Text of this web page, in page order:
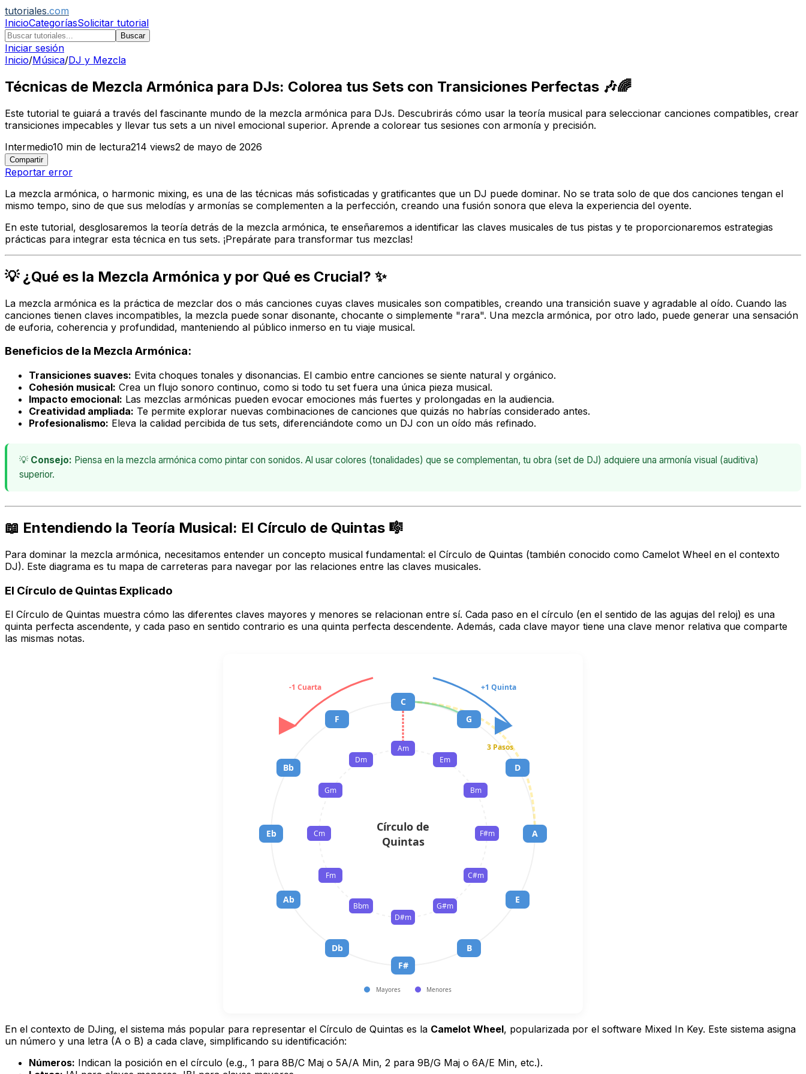
tutoriales.com
InicioCategoríasSolicitar tutorial
Buscar
Iniciar sesión
Inicio/Música/DJ y Mezcla
Técnicas de Mezcla Armónica para DJs: Colorea tus Sets con Transiciones Perfectas 🎶🌈
Este tutorial te guiará a través del fascinante mundo de la mezcla armónica para DJs. Descubrirás cómo usar la teoría musical para seleccionar canciones compatibles, crear
transiciones impecables y llevar tus sets a un nivel emocional superior. Aprende a colorear tus sesiones con armonía y precisión.
Intermedio10 min de lectura214 views2 de mayo de 2026
Compartir
Reportar error
La mezcla armónica, o harmonic mixing, es una de las técnicas más sofisticadas y gratificantes que un DJ puede dominar. No se trata solo de que dos canciones tengan el
mismo tempo, sino de que sus melodías y armonías se complementen a la perfección, creando una fusión sonora que eleva la experiencia del oyente.
En este tutorial, desglosaremos la teoría detrás de la mezcla armónica, te enseñaremos a identificar las claves musicales de tus pistas y te proporcionaremos estrategias
prácticas para integrar esta técnica en tus sets. ¡Prepárate para transformar tus mezclas!
💡 ¿Qué es la Mezcla Armónica y por Qué es Crucial? ✨
La mezcla armónica es la práctica de mezclar dos o más canciones cuyas claves musicales son compatibles, creando una transición suave y agradable al oído. Cuando las
canciones tienen claves incompatibles, la mezcla puede sonar disonante, chocante o simplemente "rara". Una mezcla armónica, por otro lado, puede generar una sensación
de euforia, coherencia y profundidad, manteniendo al público inmerso en tu viaje musical.
Beneficios de la Mezcla Armónica:
Transiciones suaves: Evita choques tonales y disonancias. El cambio entre canciones se siente natural y orgánico.
Cohesión musical: Crea un flujo sonoro continuo, como si todo tu set fuera una única pieza musical.
Impacto emocional: Las mezclas armónicas pueden evocar emociones más fuertes y prolongadas en la audiencia.
Creatividad ampliada: Te permite explorar nuevas combinaciones de canciones que quizás no habrías considerado antes.
Profesionalismo: Eleva la calidad percibida de tus sets, diferenciándote como un DJ con un oído más refinado.
💡 Consejo: Piensa en la mezcla armónica como pintar con sonidos. Al usar colores (tonalidades) que se complementan, tu obra (set de DJ) adquiere una armonía visual (auditiva)
superior.
📖 Entendiendo la Teoría Musical: El Círculo de Quintas 🎼
Para dominar la mezcla armónica, necesitamos entender un concepto musical fundamental: el Círculo de Quintas (también conocido como Camelot Wheel en el contexto
DJ). Este diagrama es tu mapa de carreteras para navegar por las relaciones entre las claves musicales.
El Círculo de Quintas Explicado
El Círculo de Quintas muestra cómo las diferentes claves mayores y menores se relacionan entre sí. Cada paso en el círculo (en el sentido de las agujas del reloj) es una
quinta perfecta ascendente, y cada paso en sentido contrario es una quinta perfecta descendente. Además, cada clave mayor tiene una clave menor relativa que comparte
las mismas notas.
3 Pasos
+1 Quinta
-1 Cuarta
C
G
D
A
E
B
F#
Db
Ab
Eb
Bb
F
Am
Em
Bm
F#m
C#m
G#m
D#m
Bbm
Fm
Cm
Gm
Dm
Círculo de
Quintas
Mayores Menores
En el contexto de DJing, el sistema más popular para representar el Círculo de Quintas es la Camelot Wheel, popularizada por el software Mixed In Key. Este sistema asigna
un número y una letra (A o B) a cada clave, simplificando su identificación:
Números: Indican la posición en el círculo (e.g., 1 para 8B/C Maj o 5A/A Min, 2 para 9B/G Maj o 6A/E Min, etc.).